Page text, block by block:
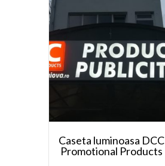
Caseta luminoasa DCC
Promotional Products